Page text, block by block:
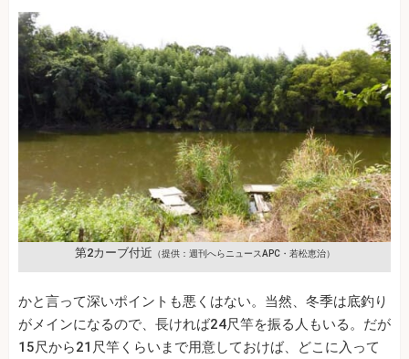
第2カーブ付近 （提供：週刊へらニュースAPC・若松恵治）
かと言って深いポイントも悪くはない。当然、冬季は底釣り
がメインになるので、長ければ24尺竿を振る人もいる。だが
15尺から21尺竿くらいまで用意しておけば、どこに入って